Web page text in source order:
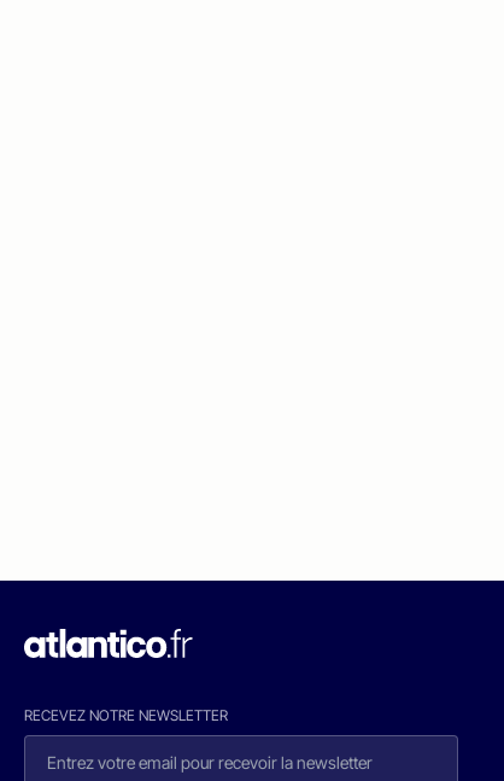
RECEVEZ NOTRE NEWSLETTER